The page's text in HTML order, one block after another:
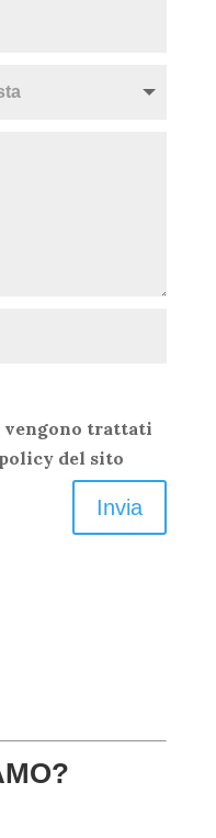
vengono trattati
del sito
Invia